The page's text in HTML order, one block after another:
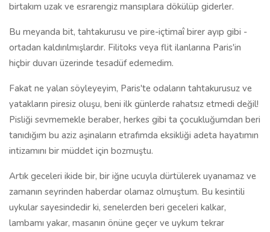
birtakım uzak ve esrarengiz mansıplara dökülüp giderler.
Bu meyanda bit, tahtakurusu ve pire-içtimaî birer ayıp gibi -
ortadan kaldırılmışlardır. Filitoks veya flit ilanlarına Paris'in
hiçbir duvarı üzerinde tesadüf edemedim.
Fakat ne yalan söyleyeyim, Paris'te odaların tahtakurusuz ve
yatakların piresiz oluşu, beni ilk günlerde rahatsız etmedi değil!
Pisliği sevmemekle beraber, herkes gibi ta çocukluğumdan beri
tanıdığım bu aziz aşinaların etrafımda eksikliği adeta hayatımın
intizamını bir müddet için bozmuştu.
Artık geceleri ikide bir, bir iğne ucuyla dürtülerek uyanamaz ve
zamanın seyrinden haberdar olamaz olmuştum. Bu kesintili
uykular sayesindedir ki, senelerden beri geceleri kalkar,
lambamı yakar, masanın önüne geçer ve uykum tekrar